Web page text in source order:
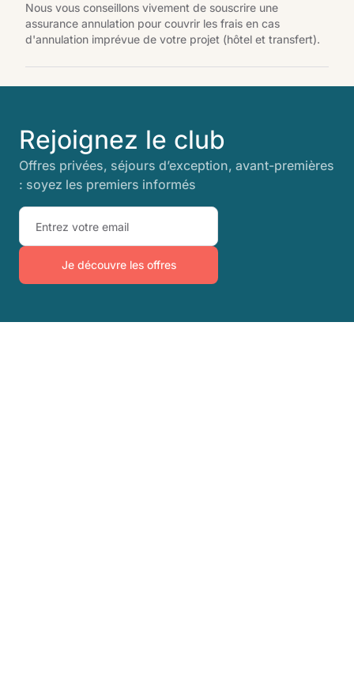
Nous vous conseillons vivement de souscrire une
assurance annulation pour couvrir les frais en cas
d'annulation imprévue de votre projet (hôtel et transfert).
Rejoignez le club
Offres privées, séjours d’exception, avant-premières
: soyez les premiers informés
Je découvre les offres